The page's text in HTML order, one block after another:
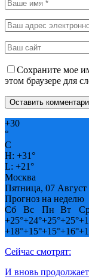
Сохраните мое
этом браузере для
+30
°
C
H: +31°
L: +21°
Москва
Пятница, 07 Август
Прогноз на неделю
Сб
Вс Пн Вт
+25°+24°+25°+25°+
+18°+15°+15°+16°+
Сейчас смотрят:
И вновь